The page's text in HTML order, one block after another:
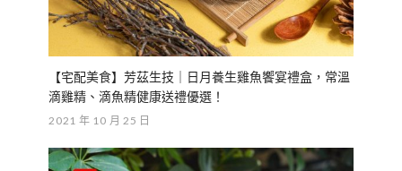
【宅配美食】芳茲生技｜日月養生雞魚饗宴禮盒，常溫
滴雞精、滴魚精健康送禮優選！
2021 年 10 月 25 日